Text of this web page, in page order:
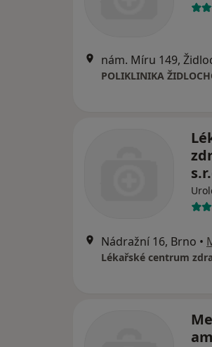
nám. Míru 149,
POLIKLINIKA
Nádražní 16, Brno •
Lékařské centrum